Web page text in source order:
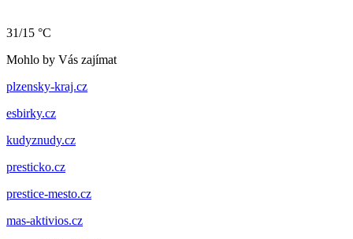
31/15 °C
Mohlo by Vás zajímat
plzensky-kraj.cz
esbirky.cz
kudyznudy.cz
presticko.cz
prestice-mesto.cz
mas-aktivios.cz